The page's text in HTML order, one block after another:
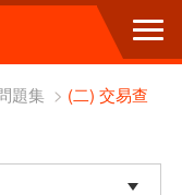
題集> (二) 交易查